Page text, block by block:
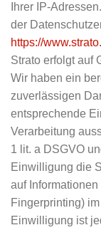
Ihrer IP-
der
https://
Strato erfolgt auf
Wir haben ein
zuverlässigen
entsprechende
Verarbeitung
1 lit. a DSGVO
Einwilligung die
auf
Fingerprinting)
Einwilligung ist